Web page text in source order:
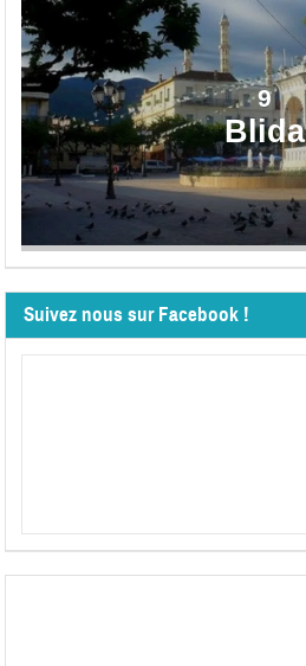
9
Blida
Suivez nous sur Facebook !